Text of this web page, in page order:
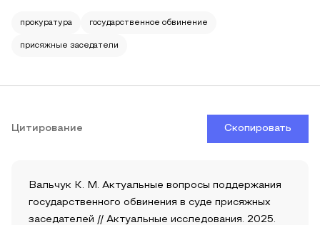
прокуратура государственное обвинение
присяжные заседатели
Цитирование Скопировать
Вальчук К. М. Актуальные вопросы поддержания
государственного обвинения в суде присяжных
заседателей // Актуальные исследования. 2025.